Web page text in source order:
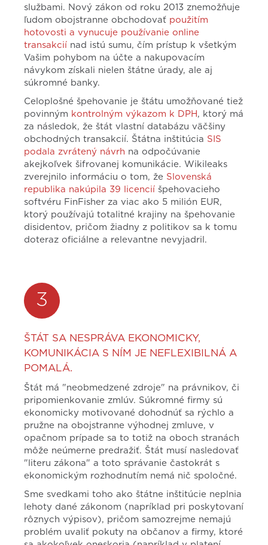
službami. Nový zákon od roku 2013 znemožňuje
ľudom obojstranne obchodovať použitím
hotovosti a vynucuje používanie online
transakcií nad istú sumu, čím prístup k všetkým
Vašim pohybom na účte a nakupovacím
návykom získali nielen štátne úrady, ale aj
súkromné banky.
Celoplošné špehovanie je štátu umožňované tiež
povinným kontrolným výkazom k DPH , ktorý má
za následok, že štát vlastní databázu väčšiny
obchodných transakcií. Štátna inštitúcia SIS
podala zvrátený návrh na odpočúvanie
akejkoľvek šifrovanej komunikácie. Wikileaks
zverejnilo informáciu o tom, že Slovenská
republika nakúpila 39 licencií špehovacieho
softvéru FinFisher za viac ako 5 milión EUR,
ktorý používajú totalitné krajiny na špehovanie
disidentov, pričom žiadny z politikov sa k tomu
doteraz oficiálne a relevantne nevyjadril.
3
ŠTÁT SA NESPRÁVA EKONOMICKY,
KOMUNIKÁCIA S NÍM JE NEFLEXIBILNÁ A
POMALÁ.
Štát má "neobmedzené zdroje" na právnikov, či
pripomienkovanie zmlúv. Súkromné firmy sú
ekonomicky motivované dohodnúť sa rýchlo a
pružne na obojstranne výhodnej zmluve, v
opačnom prípade sa to totiž na oboch stranách
môže neúmerne predražiť. Štát musí nasledovať
"literu zákona" a toto správanie častokrát s
ekonomickým rozhodnutím nemá nič spoločné.
Sme svedkami toho ako štátne inštitúcie neplnia
lehoty dané zákonom (napríklad pri poskytovaní
rôznych výpisov), pričom samozrejme nemajú
problém uvaliť pokuty na občanov a firmy, ktoré